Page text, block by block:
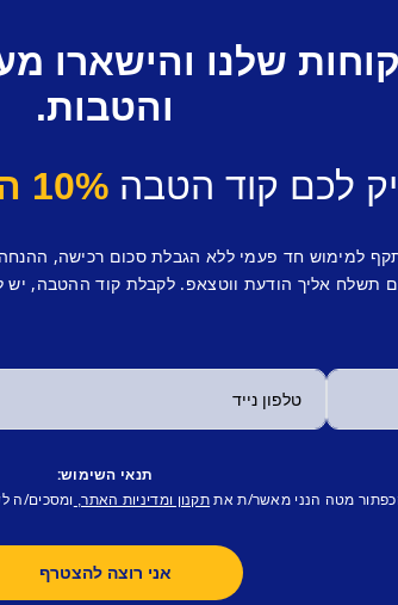
שלנו והישארו
והטבות.
לכם קוד הטבה 10% הנחה לרכישה ראשונה.
למימוש חד פעמי ללא הגבלת סכום רכישה,
תשלח אליך הודעת ווטצאפ. לקבלת קוד ההטבה, יש
תנאי השימוש:
מטה הנני מאשר/ת את תקנון ומדיניות האתר, ומסכים/ה